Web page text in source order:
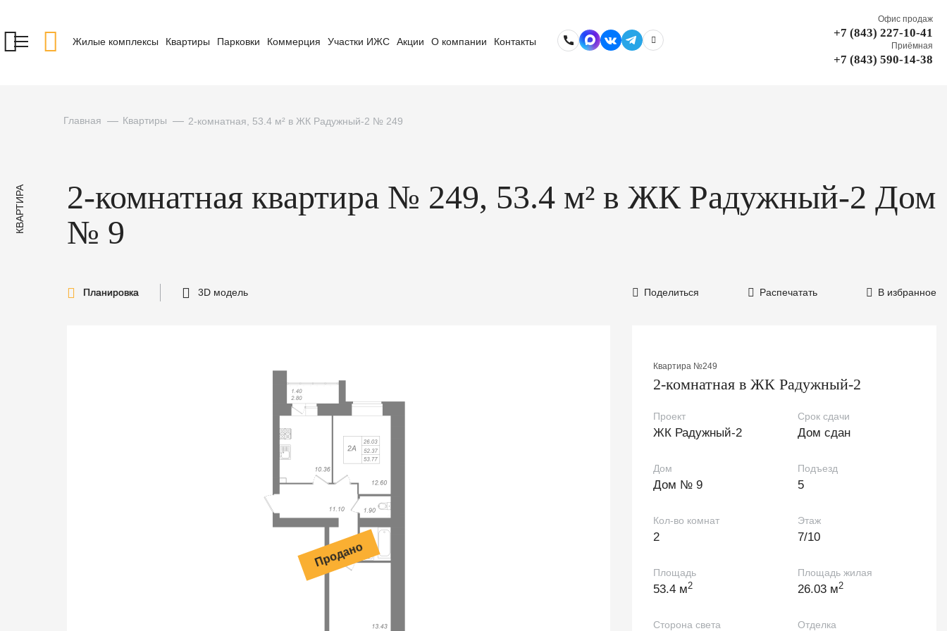
Жилые комплексы Квартиры Парковки Коммерция Участки ИЖС Акции О компании Контакты
Офис продаж
+7 (843) 227-10-41
Приёмная
+7 (843) 590-14-38
Главная Квартиры 2-комнатная, 53.4 м² в ЖК Радужный-2 № 249
КВАРТИРА
2-комнатная квартира № 249, 53.4 м² в ЖК Радужный-2 Дом
№ 9
Планировка 3D модель
Продано
Поделиться Распечатать В избранное
Квартира №249
2-комнатная в ЖК Радужный-2
Проект
ЖК Радужный-2
Срок сдачи
Дом сдан
Дом
Дом № 9
Подъезд
5
Кол-во комнат
2
Этаж
7/10
Площадь
53.4 м2
Площадь жилая
26.03 м2
Сторона света Отделка